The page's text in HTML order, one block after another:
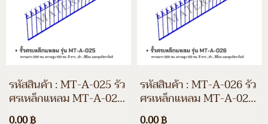
รหัสสินค้า : MT-A-025 รั้ว
ศรเหล็กแหลม MT-A-025
ความยาว 200 ซม. ความสูง
0.00 ฿
รหัสสินค้า : MT-A-026 รั้ว
ศรเหล็กแหลม MT-A-026
ความยาว 200 ซม. ความสูง
0.00 ฿